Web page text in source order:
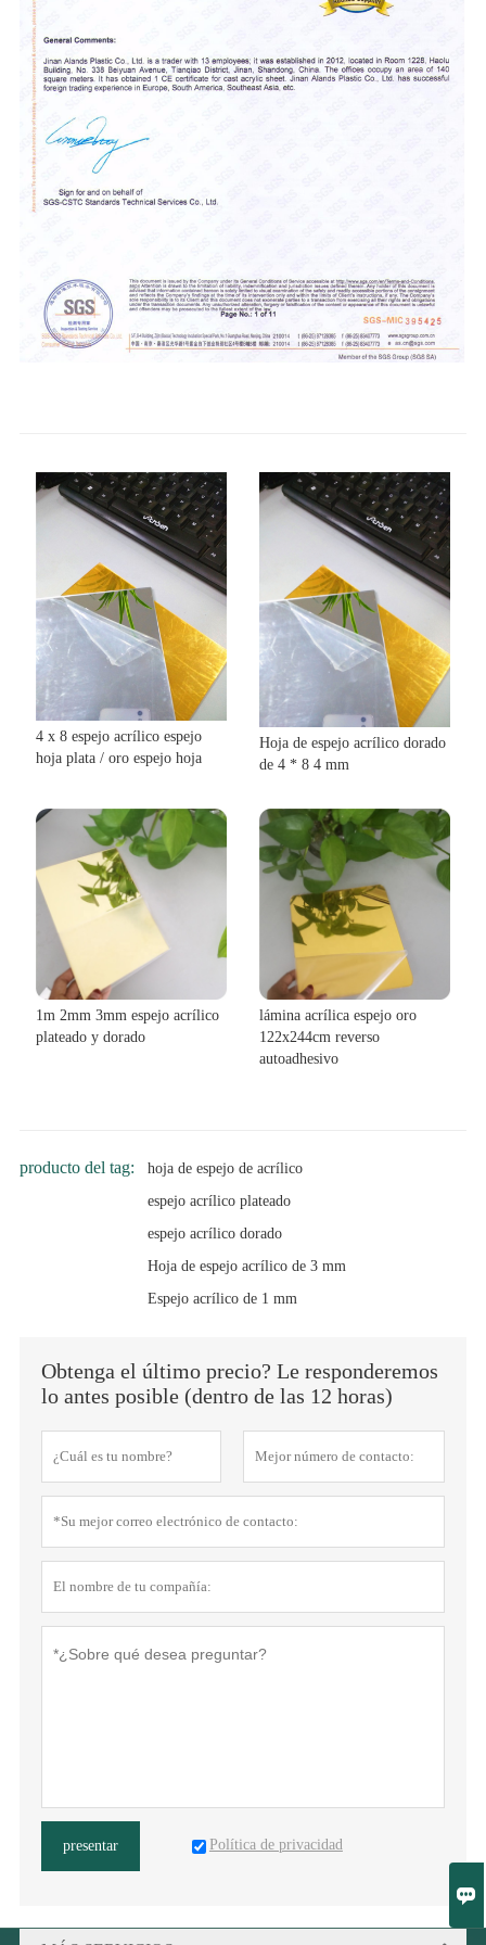

4 x 8 espejo acrílico espejo
hoja plata / oro espejo hoja
Hoja de espejo acrílico dorado
de 4 * 8 4 mm
1m 2mm 3mm espejo acrílico
plateado y dorado
lámina acrílica espejo oro
122x244cm reverso
autoadhesivo
producto del tag:
hoja de espejo de acrílico
espejo acrílico plateado
espejo acrílico dorado
Hoja de espejo acrílico de 3 mm
Espejo acrílico de 1 mm
Obtenga el último precio? Le responderemos
lo antes posible (dentro de las 12 horas)
presentar Política de privacidad